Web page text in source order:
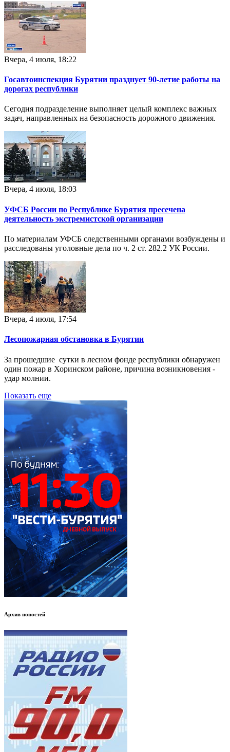
Вчера, 4 июля, 18:22
Госавтоинспекция Бурятии празднует 90-летие работы на
дорогах республики
Сегодня подразделение выполняет целый комплекс важных
задач, направленных на безопасность дорожного движения.
Вчера, 4 июля, 18:03
УФСБ России по Республике Бурятия пресечена
деятельность экстремистской организации
По материалам УФСБ следственными органами возбуждены и
расследованы уголовные дела по ч. 2 ст. 282.2 УК России.
Вчера, 4 июля, 17:54
Лесопожарная обстановка в Бурятии
За прошедшие сутки в лесном фонде республики обнаружен
один пожар в Хоринском районе, причина возникновения -
удар молнии.
Показать еще
Архив новостей